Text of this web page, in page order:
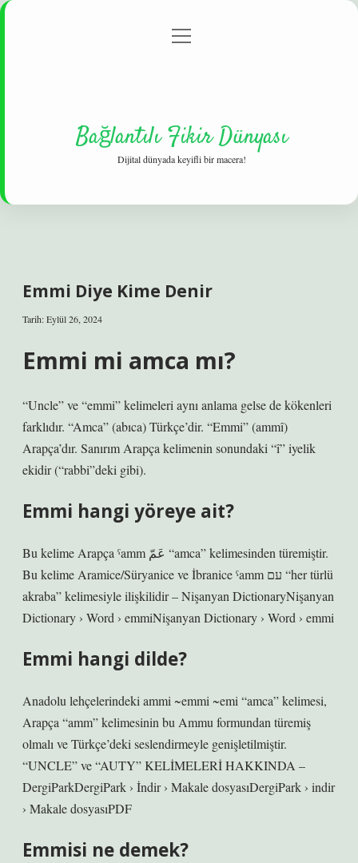
Gizlilik Politikası
menüyü
Bağlantılı Fikir Dünyası
Dijital dünyada keyifli bir macera!
Emmi Diye Kime Denir
Tarih: Eylül 26, 2024
Emmi mi amca mı?
“Uncle” ve “emmi” kelimeleri aynı anlama gelse de kökenleri
farklıdır. “Amca” (abıca) Türkçe’dir. “Emmi” (ammî)
Arapça’dır. Sanırım Arapça kelimenin sonundaki “î” iyelik
ekidir (“rabbi”deki gibi).
Emmi hangi yöreye ait?
Bu kelime Arapça ˁamm عَمّ “amca” kelimesinden türemiştir.
Bu kelime Aramice/Süryanice ve İbranice ˁamm עם “her türlü
akraba” kelimesiyle ilişkilidir – Nişanyan DictionaryNişanyan
Dictionary › Word › emmiNişanyan Dictionary › Word › emmi
Emmi hangi dilde?
Anadolu lehçelerindeki ammi ~emmi ~emi “amca” kelimesi,
Arapça “amm” kelimesinin bu Ammu formundan türemiş
olmalı ve Türkçe’deki seslendirmeyle genişletilmiştir.
“UNCLE” ve “AUTY” KELİMELERİ HAKKINDA –
DergiParkDergiPark › İndir › Makale dosyasıDergiPark › indir
› Makale dosyasıPDF
Emmisi ne demek?